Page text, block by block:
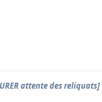
attente des reliquats]